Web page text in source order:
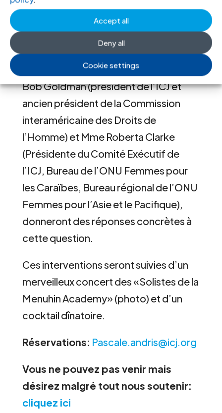
Accept all
Deny all
Cookie settings
Cour européenne des Droits de
l’Homme), Dame Silvia Cartwright
(ancienne juge et Gouverneur Général
de la Nouvelle-Zélande), le professeur
Bob Goldman (président de l’ICJ et
ancien président de la Commission
interaméricaine des Droits de
l’Homme) et Mme Roberta Clarke
(Présidente du Comité Exécutif de
l’ICJ, Bureau de l’ONU Femmes pour
les Caraïbes, Bureau régional de l’ONU
Femmes pour l’Asie et le Pacifique),
donneront des réponses concrètes à
cette question.
Ces interventions seront suivies d’un
merveilleux concert des «Solistes de la
Menuhin Academy» (photo) et d’un
cocktail dînatoire.
Réservations: Pascale.andris@icj.org
Vous ne pouvez pas venir mais
désirez malgré tout nous soutenir:
cliquez ici